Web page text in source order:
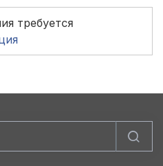
требуется